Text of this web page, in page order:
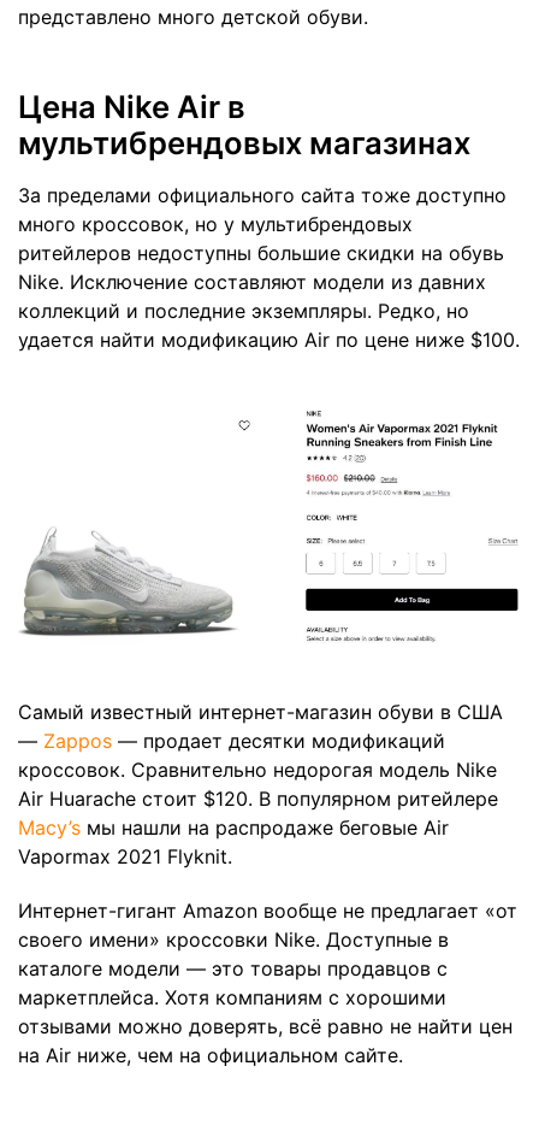
представлено много детской обуви.
Цена Nike Air в
мультибрендовых магазинах
За пределами официального сайта тоже доступно
много кроссовок, но у мультибрендовых
ритейлеров недоступны большие скидки на обувь
Nike. Исключение составляют модели из давних
коллекций и последние экземпляры. Редко, но
удается найти модификацию Air по цене ниже $100.
Самый известный интернет-магазин обуви в США
— Zappos — продает десятки модификаций
кроссовок. Сравнительно недорогая модель Nike
Air Huarache стоит $120. В популярном ритейлере
Macy’s мы нашли на распродаже беговые Air
Vapormax 2021 Flyknit.
Интернет-гигант Amazon вообще не предлагает «от
своего имени» кроссовки Nike. Доступные в
каталоге модели — это товары продавцов с
маркетплейса. Хотя компаниям с хорошими
отзывами можно доверять, всё равно не найти цен
на Air ниже, чем на официальном сайте.